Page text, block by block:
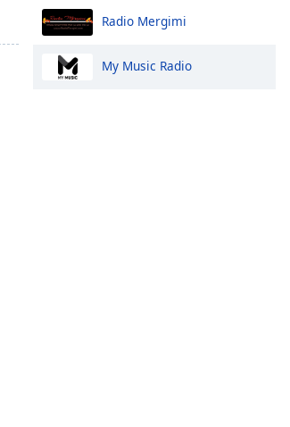
Radio Mergimi
My Music Radio